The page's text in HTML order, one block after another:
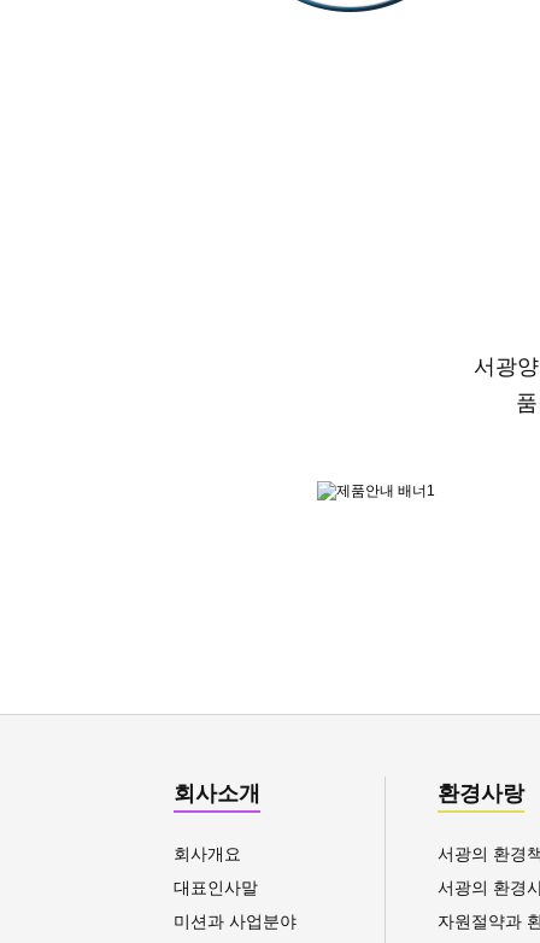
서광
회사소개
회사개요
대표인사말
미션과 사업분야
환경사랑
서광의 환경
서광의 환경
자원절약과